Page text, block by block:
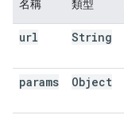
名稱 類型
url String
params Object